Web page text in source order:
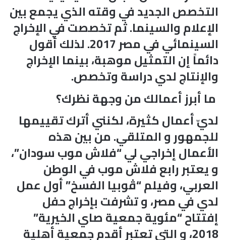
التخصص الجديد في وقته الذي يجمع بين
الإعلام والسينما. ثم تخصصت في الإخراج
السينمائي في مصر 2017. لذلك أقول
دائماً إن التمثيل موهبة، بينما الإخراج
والإنتاج لدي دراسة وتخصص.
ما أبرز أعمالك من وجهة نظرك؟
لديّ أعمال كثيرة، لكنني أترك تقييمها
للجمهور و المتلقي. من بين هذه
الأعمال إخراجي لي “فلاش موب سودان”،
و يعتبر رابع فلاش موب في الوطن
العربي، وفيلم “ڤوبيا الفسخ” أول عمل
لدي في مصر، و تشرفت بإخراج حفل
إفتتاح “مئوية جمعية صاي الخيرية”
2018، و التي تعتبر أقدم جمعية أهلية